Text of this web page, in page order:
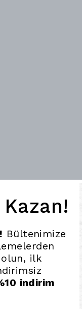
Bültenimize
olun, ilk
indirim